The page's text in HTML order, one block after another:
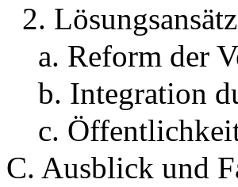
2.
a. Reform der
b. Integration
c.
C. Ausblick und